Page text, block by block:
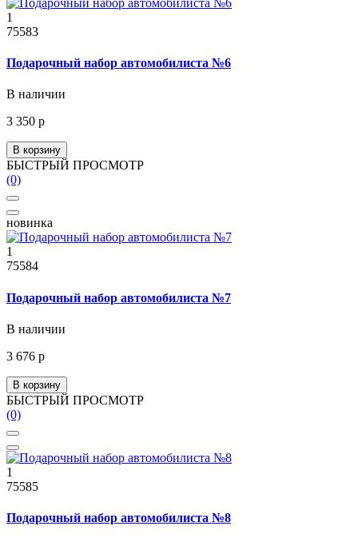
1
75583
Подарочный набор автомобилиста №6
В наличии
3 350 р
В корзину
БЫСТРЫЙ ПРОСМОТР
(0)
новинка
1
75584
Подарочный набор автомобилиста №7
В наличии
3 676 р
В корзину
БЫСТРЫЙ ПРОСМОТР
(0)
1
75585
Подарочный набор автомобилиста №8